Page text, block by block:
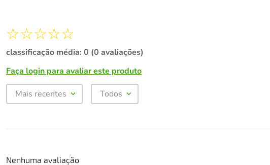
☆☆☆☆☆
classificação média: 0 (0 avaliações)
Faça login para avaliar este produto
Mais recentes Todos
Nenhuma avaliação